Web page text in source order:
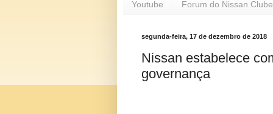
Youtube Forum do Nissan Clube
segunda-feira, 17 de dezembro de 2018
Nissan estabelece
governança